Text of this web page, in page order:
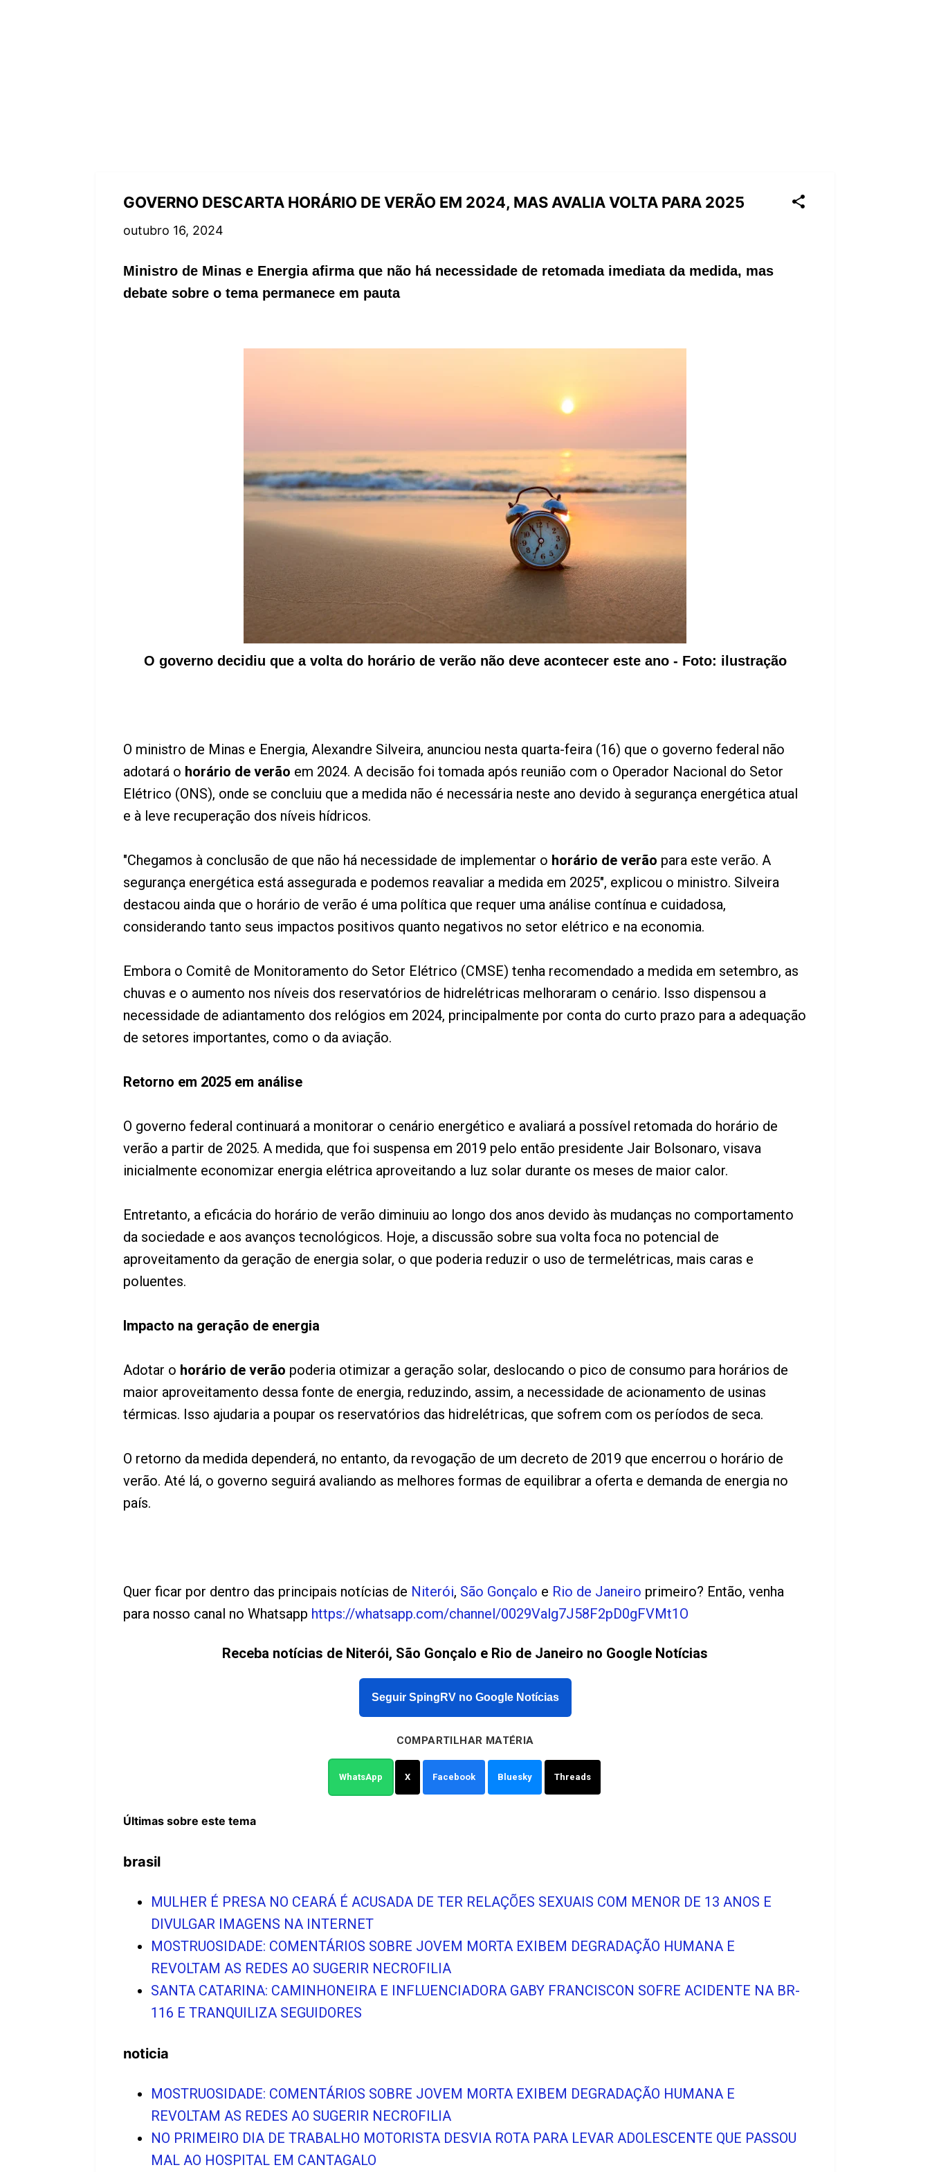
GOVERNO DESCARTA HORÁRIO DE VERÃO EM 2024, MAS AVALIA VOLTA PARA 2025
outubro 16, 2024
Ministro de Minas e Energia afirma que não há necessidade de retomada imediata da medida, mas
debate sobre o tema permanece em pauta
O governo decidiu que a volta do horário de verão não deve acontecer este ano - Foto: ilustração
O ministro de Minas e Energia, Alexandre Silveira, anunciou nesta quarta-feira (16) que o governo federal não
adotará o horário de verão em 2024. A decisão foi tomada após reunião com o Operador Nacional do Setor
Elétrico (ONS), onde se concluiu que a medida não é necessária neste ano devido à segurança energética atual
e à leve recuperação dos níveis hídricos.
"Chegamos à conclusão de que não há necessidade de implementar o horário de verão para este verão. A
segurança energética está assegurada e podemos reavaliar a medida em 2025", explicou o ministro. Silveira
destacou ainda que o horário de verão é uma política que requer uma análise contínua e cuidadosa,
considerando tanto seus impactos positivos quanto negativos no setor elétrico e na economia.
Embora o Comitê de Monitoramento do Setor Elétrico (CMSE) tenha recomendado a medida em setembro, as
chuvas e o aumento nos níveis dos reservatórios de hidrelétricas melhoraram o cenário. Isso dispensou a
necessidade de adiantamento dos relógios em 2024, principalmente por conta do curto prazo para a adequação
de setores importantes, como o da aviação.
Retorno em 2025 em análise
O governo federal continuará a monitorar o cenário energético e avaliará a possível retomada do horário de
verão a partir de 2025. A medida, que foi suspensa em 2019 pelo então presidente Jair Bolsonaro, visava
inicialmente economizar energia elétrica aproveitando a luz solar durante os meses de maior calor.
Entretanto, a eficácia do horário de verão diminuiu ao longo dos anos devido às mudanças no comportamento
da sociedade e aos avanços tecnológicos. Hoje, a discussão sobre sua volta foca no potencial de
aproveitamento da geração de energia solar, o que poderia reduzir o uso de termelétricas, mais caras e
poluentes.
Impacto na geração de energia
Adotar o horário de verão poderia otimizar a geração solar, deslocando o pico de consumo para horários de
maior aproveitamento dessa fonte de energia, reduzindo, assim, a necessidade de acionamento de usinas
térmicas. Isso ajudaria a poupar os reservatórios das hidrelétricas, que sofrem com os períodos de seca.
O retorno da medida dependerá, no entanto, da revogação de um decreto de 2019 que encerrou o horário de
verão. Até lá, o governo seguirá avaliando as melhores formas de equilibrar a oferta e demanda de energia no
país.
Quer ficar por dentro das principais notícias de Niterói, São Gonçalo e Rio de Janeiro primeiro? Então, venha
para nosso canal no Whatsapp https://whatsapp.com/channel/0029Valg7J58F2pD0gFVMt1O
Receba notícias de Niterói, São Gonçalo e Rio de Janeiro no Google Notícias
Seguir SpingRV no Google Notícias
COMPARTILHAR MATÉRIA
WhatsApp X Facebook Bluesky Threads
Últimas sobre este tema
brasil
MULHER É PRESA NO CEARÁ É ACUSADA DE TER RELAÇÕES SEXUAIS COM MENOR DE 13 ANOS E
DIVULGAR IMAGENS NA INTERNET
MOSTRUOSIDADE: COMENTÁRIOS SOBRE JOVEM MORTA EXIBEM DEGRADAÇÃO HUMANA E
REVOLTAM AS REDES AO SUGERIR NECROFILIA
SANTA CATARINA: CAMINHONEIRA E INFLUENCIADORA GABY FRANCISCON SOFRE ACIDENTE NA BR-
116 E TRANQUILIZA SEGUIDORES
noticia
MOSTRUOSIDADE: COMENTÁRIOS SOBRE JOVEM MORTA EXIBEM DEGRADAÇÃO HUMANA E
REVOLTAM AS REDES AO SUGERIR NECROFILIA
NO PRIMEIRO DIA DE TRABALHO MOTORISTA DESVIA ROTA PARA LEVAR ADOLESCENTE QUE PASSOU
MAL AO HOSPITAL EM CANTAGALO